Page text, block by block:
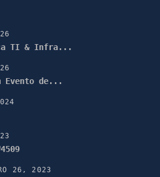
TI & Infra...
Evento de...
26, 2023